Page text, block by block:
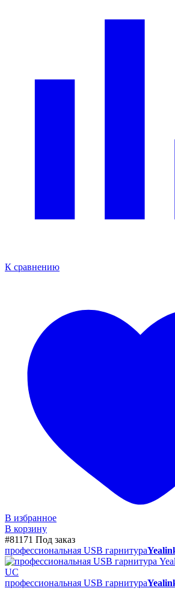
К сравнению
В избранное
В корзину
#81171 Под заказ
профессиональная USB гарнитура
профессиональная USB гарнитура